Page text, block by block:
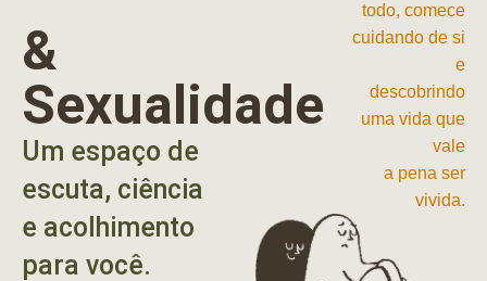
&
Sexualidade
Um espaço de
escuta, ciência
e acolhimento
para você.
todo, comece
cuidando de si
e
descobrindo
uma vida que
vale
a pena ser
vivida.